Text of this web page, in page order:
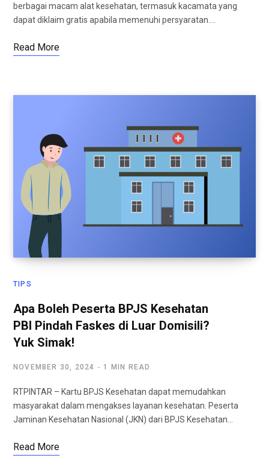
berbagai macam alat kesehatan, termasuk kacamata yang
dapat diklaim gratis apabila memenuhi persyaratan.…
Read More
TIPS
Apa Boleh Peserta BPJS Kesehatan
PBI Pindah Faskes di Luar Domisili?
Yuk Simak!
NOVEMBER 30, 2024 1 MIN READ
RTPINTAR – Kartu BPJS Kesehatan dapat memudahkan
masyarakat dalam mengakses layanan kesehatan. Peserta
Jaminan Kesehatan Nasional (JKN) dari BPJS Kesehatan…
Read More